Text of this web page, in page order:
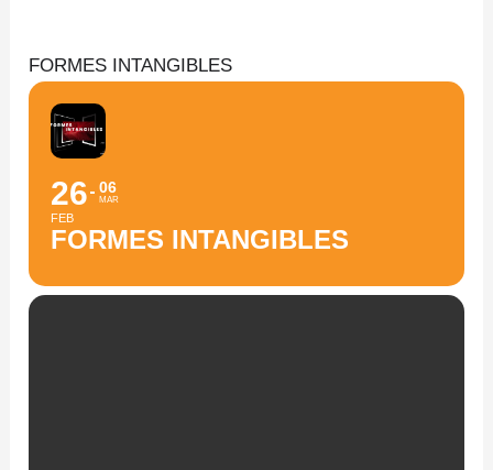
contenu
FORMES INTANGIBLES
26
FEB
06
MAR
FORMES INTANGIBLES